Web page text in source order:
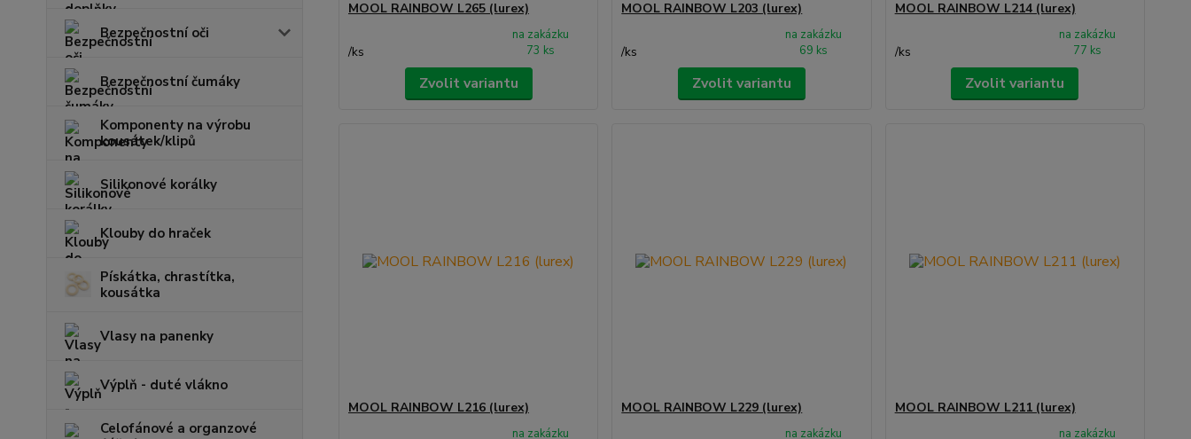
Bezpečnostní oči
Bezpečnostní čumáky
Komponenty na výrobu
kousátek/klipů
Silikonové korálky
Klouby do hraček
Pískátka, chrastítka,
kousátka
Vlasy na panenky
Výplň - duté vlákno
Celofánové a organzové
MOOL RAINBOW L265 (lurex)
/ks
na zakázku
73 ks
Zvolit variantu
MOOL RAINBOW L203 (lurex)
/ks
na zakázku
69 ks
Zvolit variantu
MOOL RAINBOW L214 (lurex)
/ks
na zakázku
77 ks
Zvolit variantu
MOOL RAINBOW L216 (lurex)
na zakázku
MOOL RAINBOW L229 (lurex)
na zakázku
MOOL RAINBOW L211 (lurex)
na zakázku